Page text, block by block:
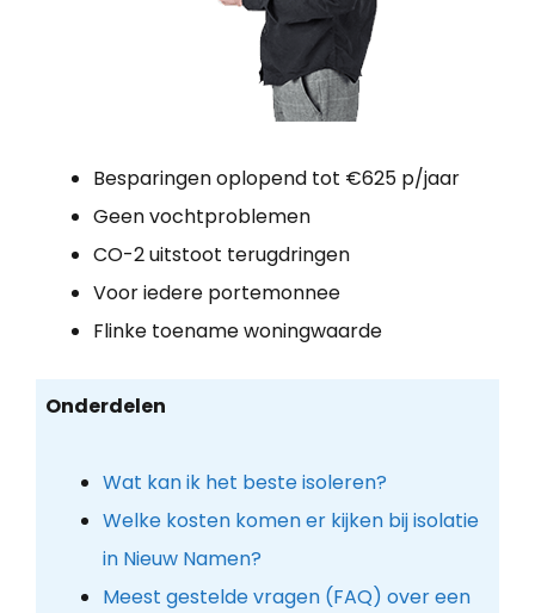
Besparingen oplopend tot €625 p/jaar
Geen vochtproblemen
CO-2 uitstoot terugdringen
Voor iedere portemonnee
Flinke toename woningwaarde
Onderdelen
Wat kan ik het beste isoleren?
Welke kosten komen er kijken bij isolatie
in Nieuw Namen?
Meest gestelde vragen (FAQ) over een